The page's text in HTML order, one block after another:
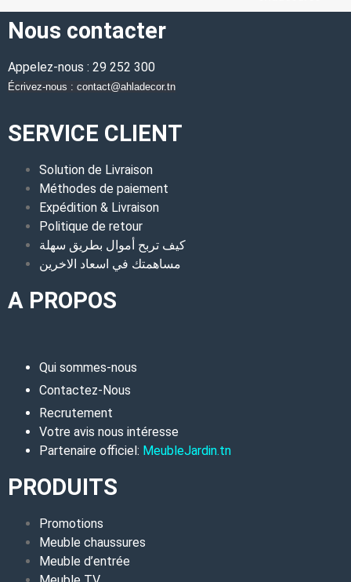
Nous contacter
Appelez-nous : 29 252 300
Écrivez-nous : contact@ahladecor.tn
SERVICE CLIENT
Solution de Livraison
Méthodes de paiement
Expédition & Livraison
Politique de retour
كيف تربح أموال بطريق سهلة
مساهمتك في اسعاد الاخرين
A PROPOS
Qui sommes-nous
Contactez-Nous
Recrutement
Votre avis nous intéresse
Partenaire officiel: MeubleJardin.tn
PRODUITS
Promotions
Meuble chaussures
Meuble d’entrée